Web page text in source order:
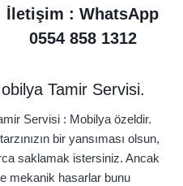
İletişim : WhatsApp
0554 858 1312
Tamir Servisi.
Servisi : Mobilya özeldir.
bir yansıması olsun,
saklamak istersiniz. Ancak
mekanik hasarlar bunu